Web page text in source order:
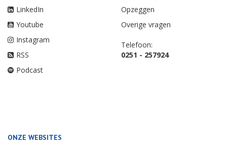
LinkedIn
Youtube
Instagram
RSS
Podcast
Opzeggen
Overige vragen
Telefoon:
0251 - 257924
ONZE WEBSITES